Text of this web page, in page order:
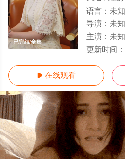
已完结/全集
语言： 未知
导演： 未知
主演： 未知
更新时间：
 在线观看